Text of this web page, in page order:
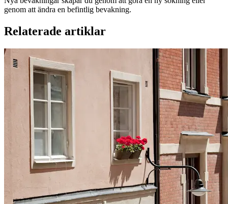
genom att ändra en befintlig bevakning.
Relaterade artiklar